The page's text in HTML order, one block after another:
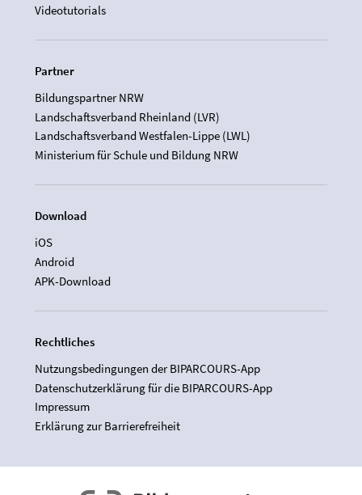
Videotutorials
Partner
Bildungspartner NRW
Landschaftsverband Rheinland (LVR)
Landschaftsverband Westfalen-Lippe (LWL)
Ministerium für Schule und Bildung NRW
Download
iOS
Android
APK-Download
Rechtliches
Nutzungsbedingungen der BIPARCOURS-App
Datenschutzerklärung für die BIPARCOURS-App
Impressum
Erklärung zur Barrierefreiheit